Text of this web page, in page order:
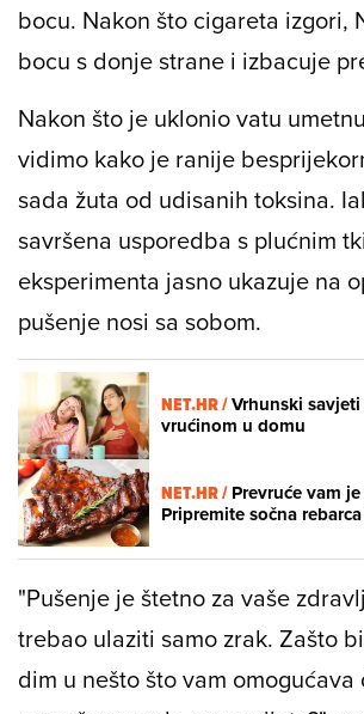
bocu. Nakon što cigareta izgori,
bocu s donje strane i izbacuje
Nakon što je uklonio vatu
vidimo kako je ranije
sada žuta od udisanih toksina.
savršena usporedba s plućnim
eksperimenta jasno ukazuje na
pušenje nosi sa sobom.
NET.HR /Vrhunski
vrućinom u domu
NET.HR /Prevruće vam
Pripremite sočna
"Pušenje je štetno za vaše
trebao ulaziti samo zrak. Zašto
dim u nešto što vam omogućava